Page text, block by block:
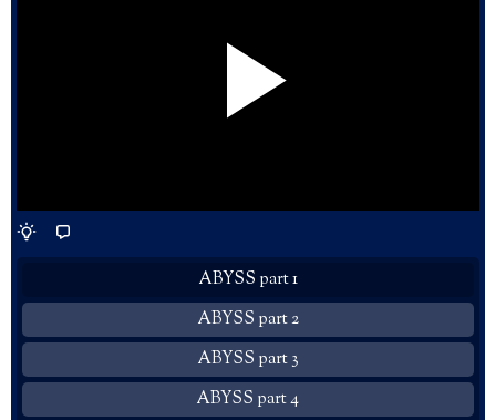
ABYSS part 1
ABYSS part 2
ABYSS part 3
ABYSS part 4